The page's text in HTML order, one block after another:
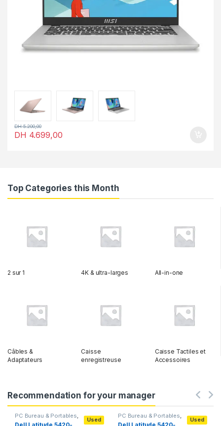
DH 4.699,00
DH5.200,00
Top Categories this Month
2 sur 1 4K & ultra-larges All-in-one
Câbles &
Adaptateurs
Caisse
enregistreuse
Caisse Tactiles et
Accessoires
Recommendation for your manager
Used
PC Bureau & Portables,
PC Portables Portables Used
PC Bureau & Portables,
PC Portables Portables